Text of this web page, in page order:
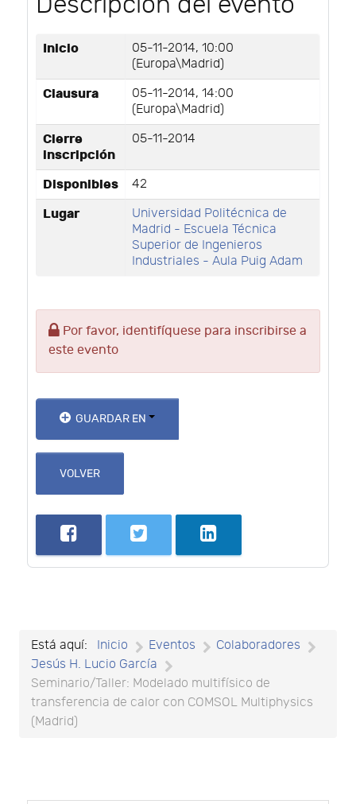
Inicio
05-11-2014, 10:00
(Europa\Madrid)
Clausura
05-11-2014, 14:00
(Europa\Madrid)
Cierre
inscripción
05-11-2014
Disponibles 42
Lugar
Universidad Politécnica de
Madrid - Escuela Técnica
Superior de Ingenieros
Industriales - Aula Puig Adam
Por favor, identifíquese para inscribirse a
este evento
GUARDAR EN
VOLVER
Está aquí: Inicio Eventos
Colaboradores
Jesús H. Lucio García
Seminario/Taller: Modelado multifísico de
transferencia de calor con COMSOL Multiphysics
(Madrid)